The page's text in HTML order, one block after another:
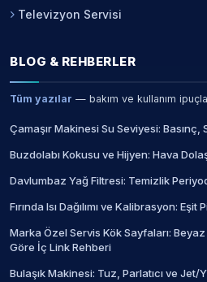
Televizyon Servisi
BLOG & REHBERLER
Tüm yazılar — bakım ve kullanım
Çamaşır Makinesi Su Seviyesi:
Buzdolabı Kokusu ve Hijyen: Hava
Davlumbaz Yağ Filtresi: Temizlik
Fırında Isı Dağılımı ve Kalibrasyon:
Marka Özel Servis Kök Sayfaları:
Göre İç Link Rehberi
Bulaşık Makinesi: Tuz, Parlatıcı ve Jet/